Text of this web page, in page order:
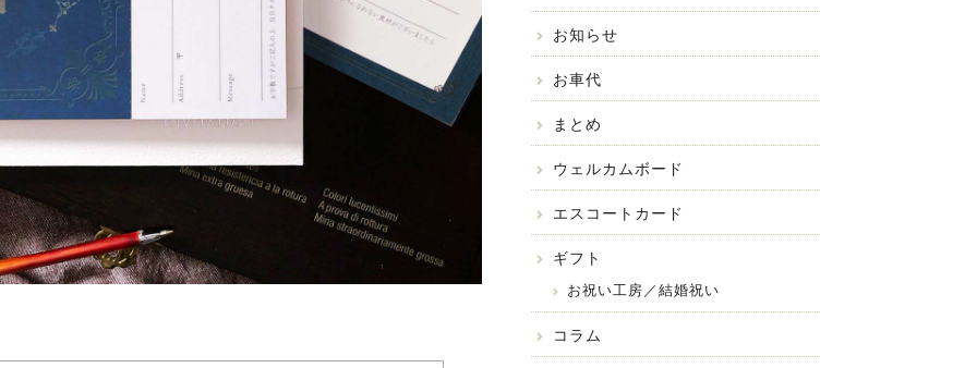
お知らせ
お車代
まとめ
ウェルカムボード
エスコートカード
ギフト
お祝い工房／結婚祝い
コラム